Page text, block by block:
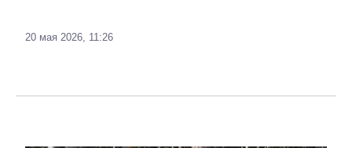
20 мая 2026, 11:26